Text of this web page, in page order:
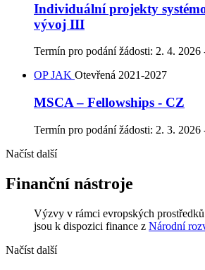
Individuální projekty
vývoj III
Termín pro podání žádosti: 2. 4. 2026
OP JAK Otevřená 2021-2027
MSCA – Fellowships - CZ
Termín pro podání žádosti: 2. 3. 2026
Načíst další
Finanční nástroje
Výzvy v rámci evropských
jsou k dispozici finance z Národní
Načíst další